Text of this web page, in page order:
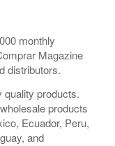
monthly
Magazine
distributors.
quality products.
products
Ecuador, Peru,
and